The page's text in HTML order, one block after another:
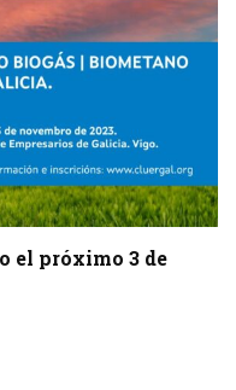
el próximo 3 de